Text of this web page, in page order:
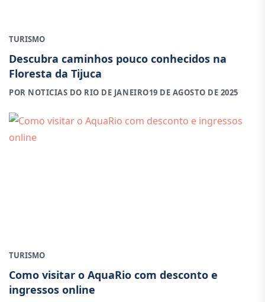
TURISMO
Descubra caminhos pouco conhecidos na
Floresta da Tijuca
POR NOTICIAS DO RIO DE JANEIRO19 DE AGOSTO DE 2025
TURISMO
Como visitar o AquaRio com desconto e
ingressos online